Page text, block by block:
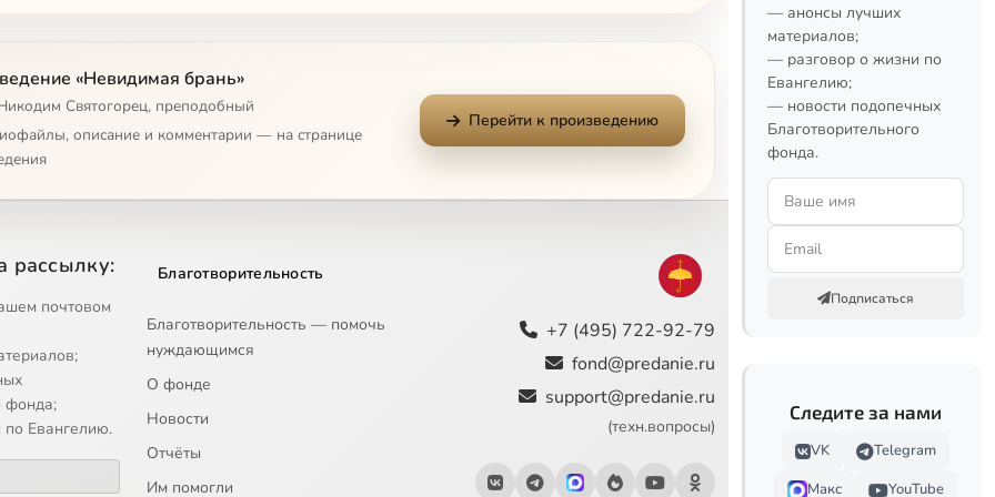
10
11 2:32
14 6:44
8:12
16 8:38
17 1:41
6:54
«Невидимая брань»
Святогорец, преподобный
описание и комментарии — на странице
Перейти к произведению
рассылку:
почтовом
фонда;
Евангелию.
Благотворительность
Благотворительность — помочь
нуждающимся
О фонде
Новости
Отчёты
Им помогли
+7 (495) 722-92-79
fond@predanie.ru
support@predanie.ru
(техн.вопросы)
— анонсы лучших
материалов;
— разговор о жизни по
Евангелию;
— новости подопечных
Благотворительного
фонда.
Подписаться
Следите за нами
VK
Telegram
Макс
YouTube